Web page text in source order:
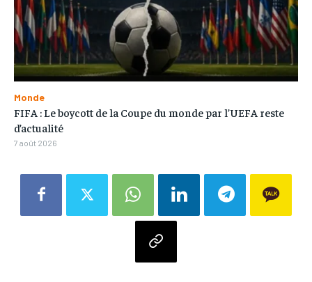
Monde
FIFA : Le boycott de la Coupe du monde par l’UEFA reste
d’actualité
7 août 2026